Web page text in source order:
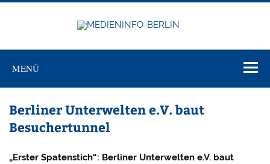
Zum
MENÜ
Berliner Unterwelten e.V. baut
Besuchertunnel
„Erster Spatenstich“: Berliner Unterwelten e.V. baut